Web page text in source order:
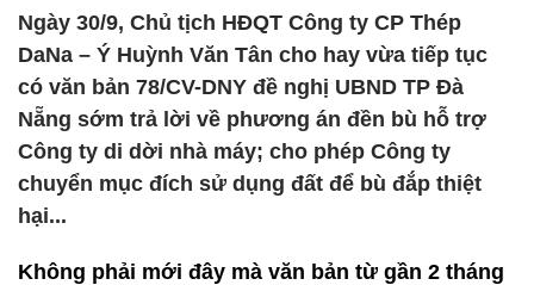
Ngày 30/9, Chủ tịch HĐQT Công ty CP Thép
DaNa – Ý Huỳnh Văn Tân cho hay vừa tiếp tục
có văn bản 78/CV-DNY đề nghị UBND TP Đà
Nẵng sớm trả lời về phương án đền bù hỗ trợ
Công ty di dời nhà máy; cho phép Công ty
chuyển mục đích sử dụng đất để bù đắp thiệt
hại...
Không phải mới đây mà văn bản từ gần 2 tháng